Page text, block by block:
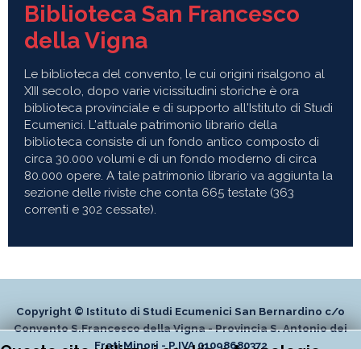
Biblioteca San Francesco
della Vigna
Le biblioteca del convento, le cui origini risalgono al
XIII secolo, dopo varie vicissitudini storiche è ora
biblioteca provinciale e di supporto all'Istituto di Studi
Ecumenici. L'attuale patrimonio librario della
biblioteca consiste di un fondo antico composto di
circa 30.000 volumi e di un fondo moderno di circa
80.000 opere. A tale patrimonio librario va aggiunta la
sezione delle riviste che conta 665 testate (363
correnti e 302 cessate).
Copyright © Istituto di Studi Ecumenici San Bernardino c/o
Convento S.Francesco della Vigna - Provincia S. Antonio dei
Frati Minori - P.IVA 01098680372